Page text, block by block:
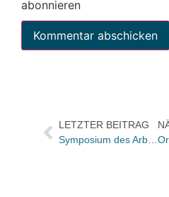
abonnieren
LETZTER BEITRAG
Symposium des Arbeitskreises für Jugendliteratur auf der Leipziger Buchmesse: „Wir sind schon mittendrin in den neuen Entwicklungen“